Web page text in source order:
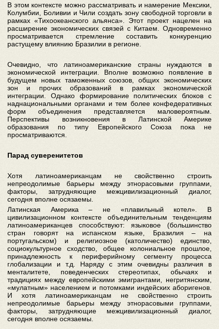
В этом контексте можно рассматривать и намерение Мексики,
Колумбии, Боливии и Чили создать зону свободной торговли в
рамках «Тихоокеанского альянса». Этот проект нацелен на
расширение экономических связей с Китаем. Одновременно
просматривается стремление составить конкуренцию
растущему влиянию Бразилии в регионе.
Очевидно, что латиноамериканские страны нуждаются в
экономической интеграции. Вполне возможно появление в
будущем новых таможенных союзов, общих экономических
зон и прочих образований в рамках экономической
интеграции. Однако формирование политических блоков с
наднациональными органами и тем более конфедеративных
форм объединения представляется маловероятным.
Перспективы возникновения в Латинской Америке
образования по типу Европейского Союза пока не
просматриваются.
Парад суверенитетов
Хотя латиноамериканцам не свойственно строить
непреодолимые барьеры между этнорасовыми группами,
факторы, затрудняющие межцивилизационный диалог,
сегодня вполне осязаемы.
Латинская Америка – не «плавильный котел». В
цивилизационном контексте объединительным тенденциям
латиноамериканцев способствуют: языковое (большинство
стран говорят на испанском языке, Бразилия – на
португальском) и религиозное (католичество) единство,
социокультурное сходство, общее колониальное прошлое,
принадлежность к периферийному сегменту процесса
глобализации и т.д. Наряду с этим очевидны различия в
менталитете, поведенческих стереотипах, обычаях и
традициях между европейскими эмигрантами, негритянским,
«мулатным» населением и потомками индейских аборигенов.
И хотя латиноамериканцам не свойственно строить
непреодолимые барьеры между этнорасовыми группами,
факторы, затрудняющие межцивилизационный диалог,
сегодня вполне осязаемы.